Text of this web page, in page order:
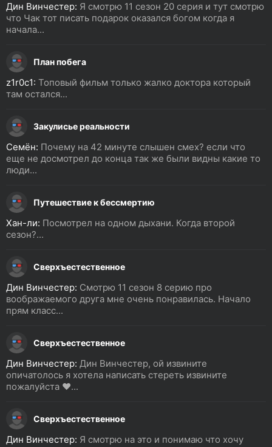
Дин Винчестер: Я смотрю 11 сезон 20 серия и тут смотрю
что Чак тот писать подарок оказался богом когда я
начала...
План побега
z1r0c1: Топовый фильм только жалко доктора который
там остался...
Закулисье реальности
Семён: Почему на 42 минуте слышен смех? если что
еще не досмотрел до конца так же были видны какие то
люди...
Путешествие к бессмертию
Хан-ли: Посмотрел на одном дыхани. Когда второй
сезон?...
Сверхъестественное
Дин Винчестер: Смотрю 11 сезон 8 серию про
воображаемого друга мне очень понравилась. Начало
прям класс...
Сверхъестественное
Дин Винчестер: Дин Винчестер, ой извините
опичатолось я хотела написать стереть извините
пожалуйста ❤️...
Сверхъестественное
Дин Винчестер: Я смотрю на это и понимаю что хочу